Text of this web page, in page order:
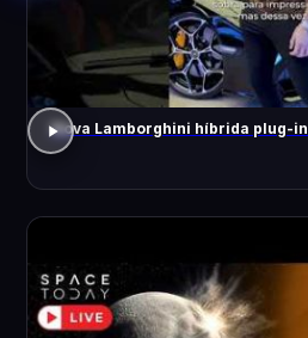
Nova Lamborghini híbrida plug-in